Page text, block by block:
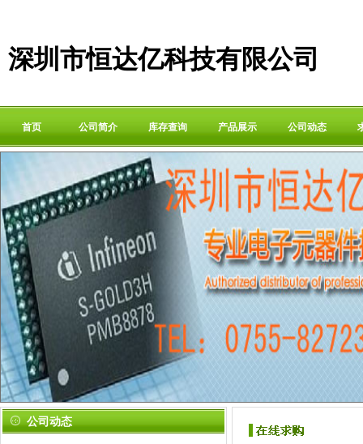
深圳市恒达亿科技有限公司
首页 公司简介 库存查询 产品展示 公司动态
公司动态